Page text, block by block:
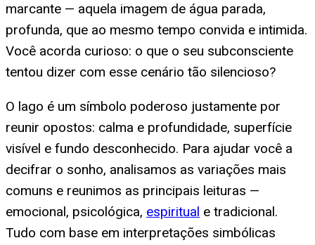
marcante — aquela imagem de água parada,
profunda, que ao mesmo tempo convida e intimida.
Você acorda curioso: o que o seu subconsciente
tentou dizer com esse cenário tão silencioso?
O lago é um símbolo poderoso justamente por
reunir opostos: calma e profundidade, superfície
visível e fundo desconhecido. Para ajudar você a
decifrar o sonho, analisamos as variações mais
comuns e reunimos as principais leituras —
emocional, psicológica, espiritual e tradicional.
Tudo com base em interpretações simbólicas